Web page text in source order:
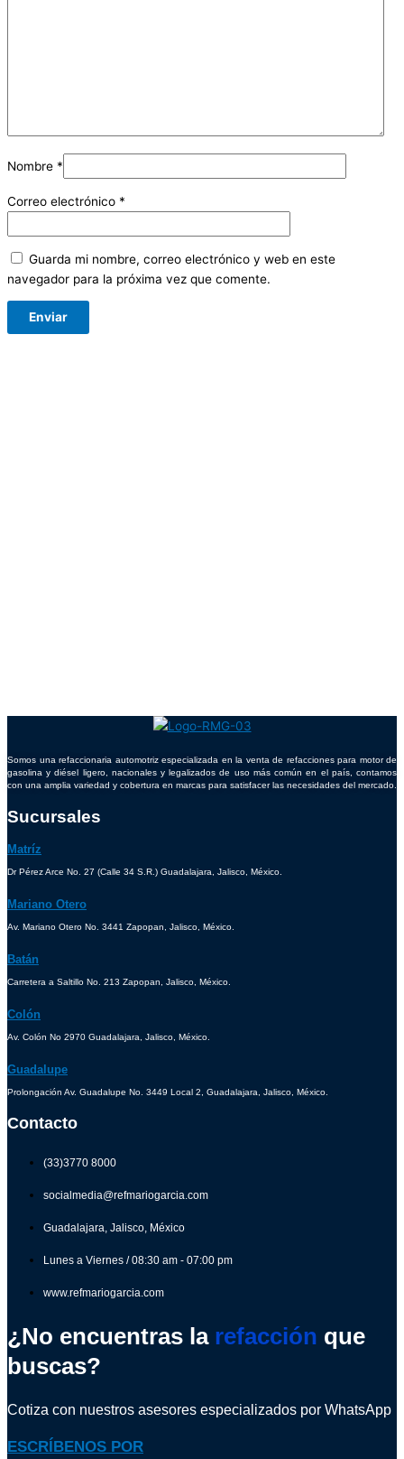
Nombre *
Correo electrónico *
Guarda mi nombre, correo electrónico y web en este
navegador para la próxima vez que comente.
Somos una refaccionaria automotriz especializada en la venta de refacciones para motor de
gasolina y diésel ligero, nacionales y legalizados de uso más común en el país, contamos
con una amplia variedad y cobertura en marcas para satisfacer las necesidades del mercado.
Sucursales
Matríz
Dr Pérez Arce No. 27 (Calle 34 S.R.) Guadalajara, Jalisco, México.
Mariano Otero
Av. Mariano Otero No. 3441 Zapopan, Jalisco, México.
Batán
Carretera a Saltillo No. 213 Zapopan, Jalisco, México.
Colón
Av. Colón No 2970 Guadalajara, Jalisco, México.
Guadalupe
Prolongación Av. Guadalupe No. 3449 Local 2, Guadalajara, Jalisco, México.
Contacto
(33)3770 8000
socialmedia@refmariogarcia.com
Guadalajara, Jalisco, México
Lunes a Viernes / 08:30 am - 07:00 pm
www.refmariogarcia.com
¿No encuentras la refacción que
buscas?
Cotiza con nuestros asesores especializados por WhatsApp
ESCRÍBENOS POR